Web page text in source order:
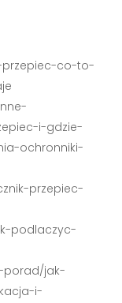
co-to-
i-gdzie-
ochronniki-
przepiec-
podlaczyc-
porad/jak-
i-